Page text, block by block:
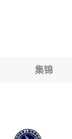
港
集锦